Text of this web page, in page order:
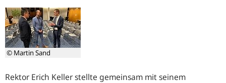
© Martin Sand
Rektor Erich Keller stellte gemeinsam mit seinem